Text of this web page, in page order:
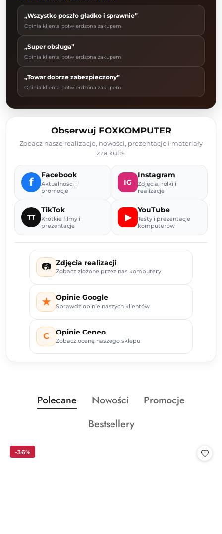
„Wszystko poszło gładko i sprawnie”
Opinia klienta potwierdzona zakupem
„Super obsługa”
Opinia klienta potwierdzona zakupem
„Towar dobrze zabezpieczony”
Opinia klienta potwierdzona zakupem
Obserwuj FOXKOMPUTER
Zobacz nasze realizacje, nowości, prezentacje i materiały
zza kulis.
f
Facebook
Aktualności i
promocje
IG
Instagram
Zdjęcia, rolki i
realizacje
TT
TikTok
Krótkie filmy i
prezentacje
▶
YouTube
Testy i prezentacje
komputerów
📷 Zdjęcia realizacji
Zobacz złożone przez nas komputery
★ Opinie Google
Sprawdź opinie naszych klientów
C Opinie Ceneo
Zobacz ocenę naszego sklepu
Pomiń karuzelę produktów
Produkty
o
Polecane
Produkty
statusie:
Nowości
Produkty
Promocje
Produkty
Bestsellery
-36%